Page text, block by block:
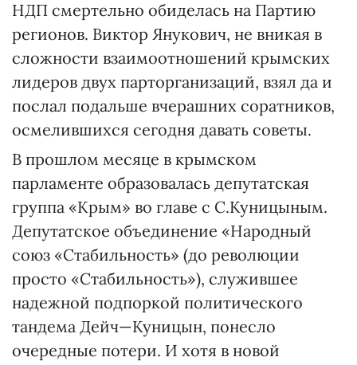
НДП смертельно обиделась на Партию
регионов. Виктор Янукович, не вникая в
сложности взаимоотношений крымских
лидеров двух парторганизаций, взял да и
послал подальше вчерашних соратников,
осмелившихся сегодня давать советы.
В прошлом месяце в крымском
парламенте образовалась депутатская
группа «Крым» во главе с С.Куницыным.
Депутатское объединение «Народный
союз «Стабильность» (до революции
просто «Стабильность»), служившее
надежной подпоркой политического
тандема Дейч—Куницын, понесло
очередные потери. И хотя в новой